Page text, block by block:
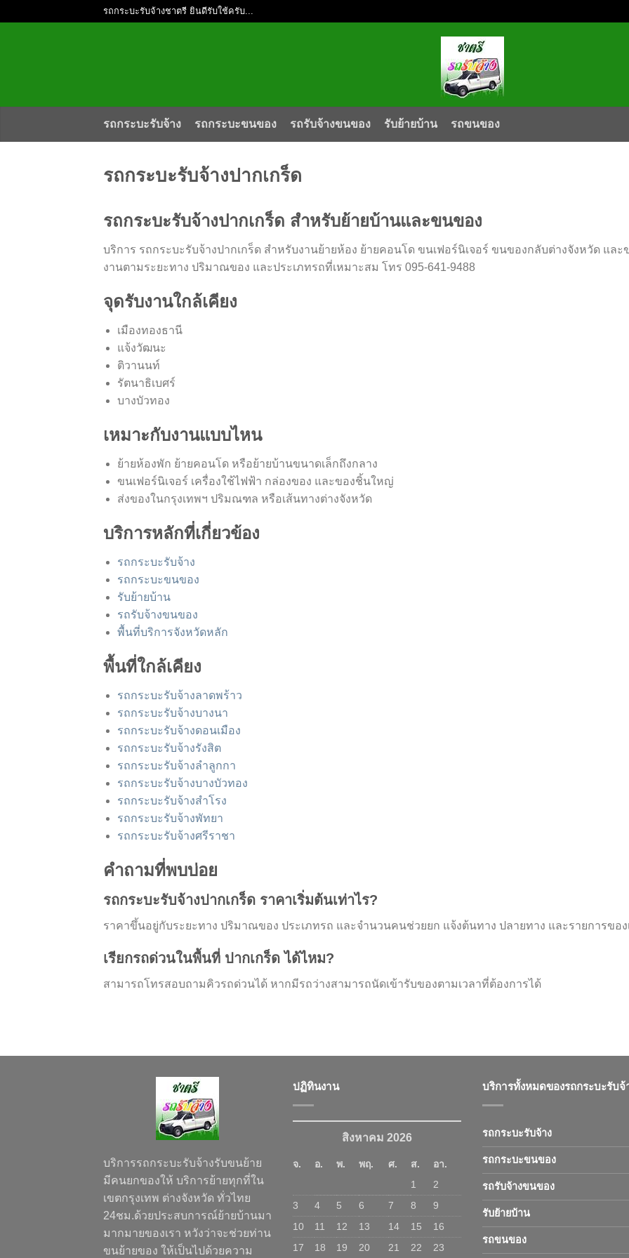
รถกระบะรับจ้างชาตรี ยินดีรับใช้ครับ...
รถกระบะรับจ้าง รถกระบะขนของ รถรับจ้างขนของ รับย้ายบ้าน รถขนของ
รถกระบะรับจ้างปากเกร็ด
รถกระบะรับจ้างปากเกร็ด สำหรับย้ายบ้านและขนของ
บริการ รถกระบะรับจ้างปากเกร็ด สำหรับงานย้ายห้อง ย้ายคอนโด ขนเฟอร์นิเจอร์ ขนของกลับต่างจังหวัด แล
งานตามระยะทาง ปริมาณของ และประเภทรถที่เหมาะสม โทร 095-641-9488
จุดรับงานใกล้เคียง
เมืองทองธานี
แจ้งวัฒนะ
ติวานนท์
รัตนาธิเบศร์
บางบัวทอง
เหมาะกับงานแบบไหน
ย้ายห้องพัก ย้ายคอนโด หรือย้ายบ้านขนาดเล็กถึงกลาง
ขนเฟอร์นิเจอร์ เครื่องใช้ไฟฟ้า กล่องของ และของชิ้นใหญ่
ส่งของในกรุงเทพฯ ปริมณฑล หรือเส้นทางต่างจังหวัด
บริการหลักที่เกี่ยวข้อง
รถกระบะรับจ้าง
รถกระบะขนของ
รับย้ายบ้าน
รถรับจ้างขนของ
พื้นที่บริการจังหวัดหลัก
พื้นที่ใกล้เคียง
รถกระบะรับจ้างลาดพร้าว
รถกระบะรับจ้างบางนา
รถกระบะรับจ้างดอนเมือง
รถกระบะรับจ้างรังสิต
รถกระบะรับจ้างลำลูกกา
รถกระบะรับจ้างบางบัวทอง
รถกระบะรับจ้างสำโรง
รถกระบะรับจ้างพัทยา
รถกระบะรับจ้างศรีราชา
คำถามที่พบบ่อย
รถกระบะรับจ้างปากเกร็ด ราคาเริ่มต้นเท่าไร?
ราคาขึ้นอยู่กับระยะทาง ปริมาณของ ประเภทรถ และจำนวนคนช่วยยก แจ้งต้นทาง ปลายทาง และรายการของ
เรียกรถด่วนในพื้นที่ ปากเกร็ด ได้ไหม?
สามารถโทรสอบถามคิวรถด่วนได้ หากมีรถว่างสามารถนัดเข้ารับของตามเวลาที่ต้องการได้
บริการรถกระบะรับจ้างรับขนย้าย
มีคนยกของให้ บริการย้ายทุกที่ใน
เขตกรุงเทพ ต่างจังหวัด ทั่วไทย
24ชม.ด้วยประสบการณ์ย้ายบ้านมา
มากมายของเรา หวังว่าจะช่วยท่าน
ขนย้ายของ ให้เป็นไปด้วยความ
ปฏิทินงาน
สิงหาคม 2026
จ. อ. พ. พฤ. ศ. ส.
อา.
1
2
3
4 5 6 7 8
9
10
11 12 13 14 15
16
17
18 19 20 21 22 23
บริการทั้งหมดของรถกระบะรับจ้
รถกระบะรับจ้าง
รถกระบะขนของ
รถรับจ้างขนของ
รับย้ายบ้าน
รถขนของ